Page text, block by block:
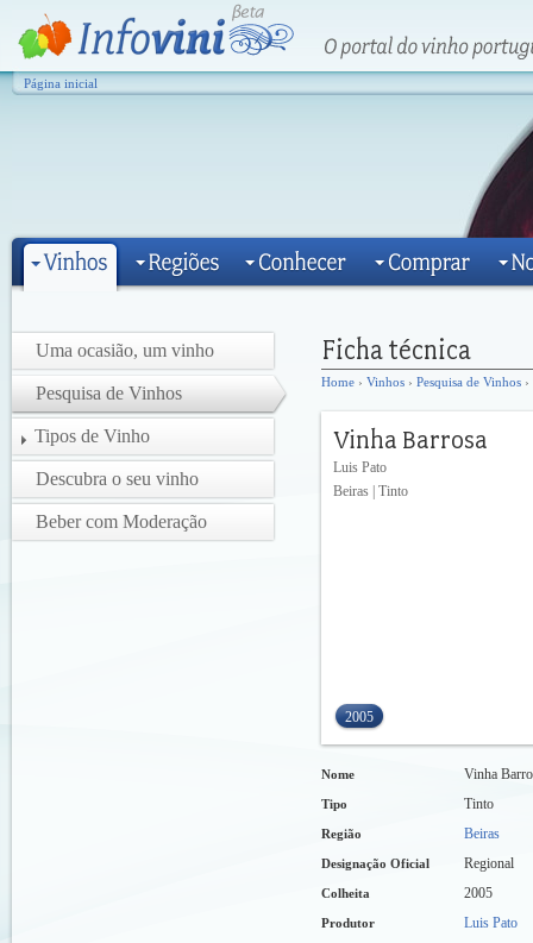
Página inicial
Uma ocasião, um vinho
Pesquisa de Vinhos
Tipos de Vinho
Descubra o seu vinho
Beber com Moderação
Home › Vinhos › Pesquisa de Vinhos
Luis Pato
Beiras | Tinto
2005
Nome Vinha
Tipo Tinto
Região Beiras
Designação Oficial Regional
Colheita 2005
Produtor Luis Pato